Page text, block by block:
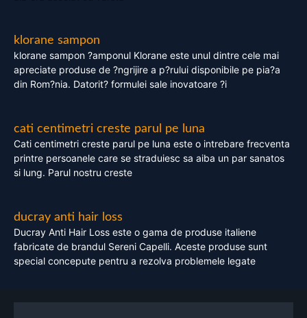
klorane sampon
klorane sampon ?amponul Klorane este unul dintre cele mai
apreciate produse de ?ngrijire a p?rului disponibile pe pia?a
din Rom?nia. Datorit? formulei sale inovatoare ?i
cati centimetri creste parul pe luna
Cati centimetri creste parul pe luna este o intrebare frecventa
printre persoanele care se straduiesc sa aiba un par sanatos
si lung. Parul nostru creste
ducray anti hair loss
Ducray Anti Hair Loss este o gama de produse italiene
fabricate de brandul Sereni Capelli. Aceste produse sunt
special concepute pentru a rezolva problemele legate